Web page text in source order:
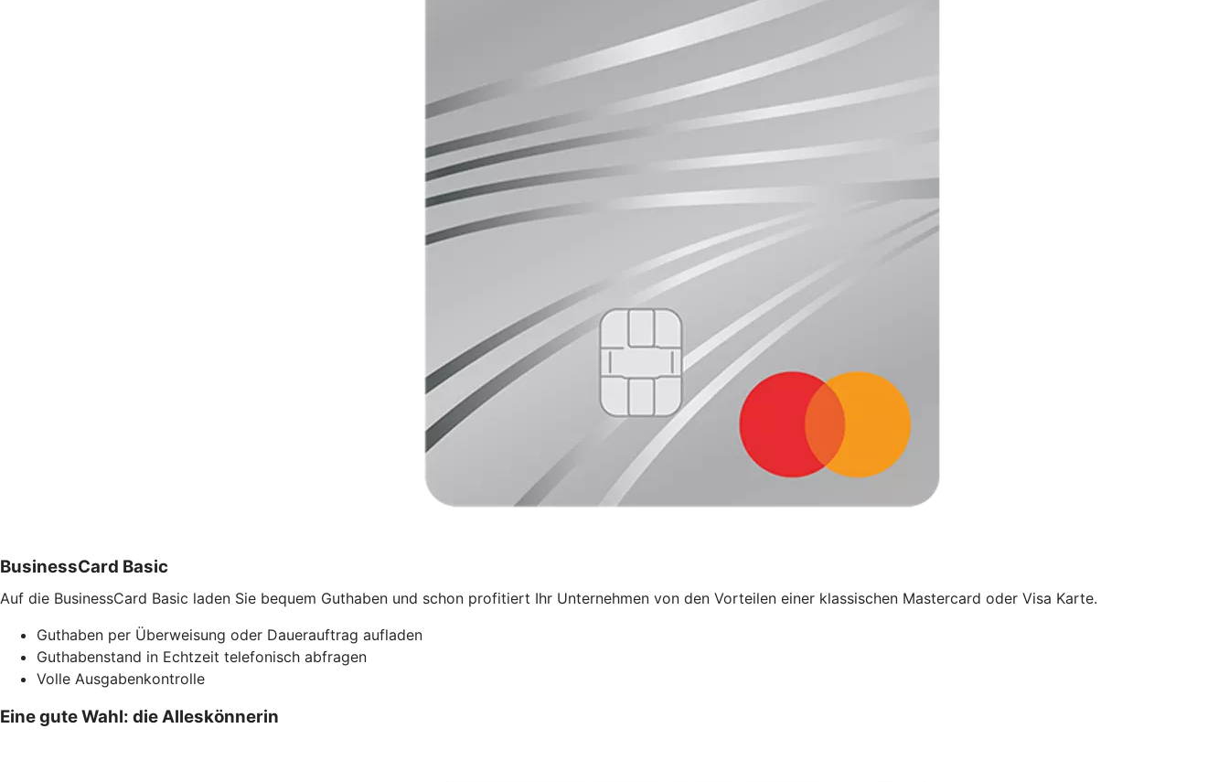
BusinessCard Basic
Auf die BusinessCard Basic laden Sie bequem Guthaben und schon profitiert Ihr Unternehmen von den Vorteilen einer klassischen Mastercard oder Visa Karte.
Guthaben per Überweisung oder Dauerauftrag aufladen
Guthabenstand in Echtzeit telefonisch abfragen
Volle Ausgabenkontrolle
Eine gute Wahl: die Alleskönnerin